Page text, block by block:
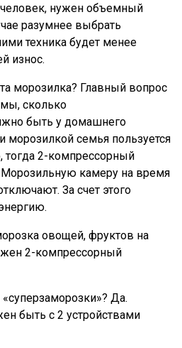
нужен объемный
разумнее выбрать
техника будет менее
износ.
морозилка? Главный вопрос
сколько
быть у домашнего
морозилкой семья пользуется
тогда 2-компрессорный
Морозильную камеру на время
За счет этого
овощей, фруктов на
2-компрессорный
Да.
быть с 2 устройствами